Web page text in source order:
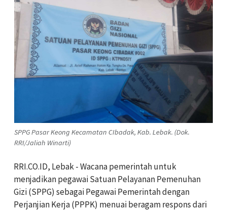
SPPG Pasar Keong Kecamatan CIbadak, Kab. Lebak. (Dok.
RRI/Jaliah Winarti)
RRI.CO.ID, Lebak - Wacana pemerintah untuk
menjadikan pegawai Satuan Pelayanan Pemenuhan
Gizi (SPPG) sebagai Pegawai Pemerintah dengan
Perjanjian Kerja (PPPK) menuai beragam respons dari